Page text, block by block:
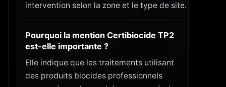
intervention selon la zone et le type de site.
Pourquoi la mention Certibiocide TP2
est-elle importante ?
Elle indique que les traitements utilisant
des produits biocides professionnels